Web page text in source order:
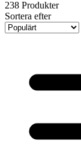
238 Produkter
Sortera efter